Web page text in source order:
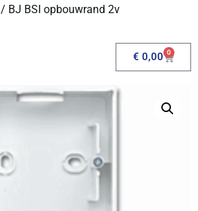
/ BJ BSI opbouwrand 2v
€ 0,00 0